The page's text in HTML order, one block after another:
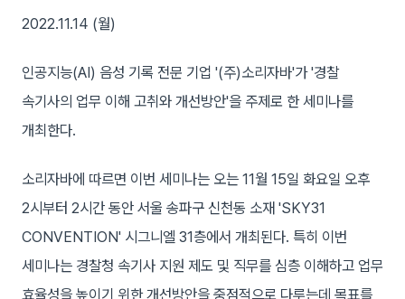
2022.11.14 (월)
인공지능(AI) 음성 기록 전문 기업 '(주)소리자바'가 '경찰
속기사의 업무 이해 고취와 개선방안'을 주제로 한 세미나를
개최한다.
소리자바에 따르면 이번 세미나는 오는 11월 15일 화요일 오후
2시부터 2시간 동안 서울 송파구 신천동 소재 'SKY31
CONVENTION' 시그니엘 31층에서 개최된다. 특히 이번
세미나는 경찰청 속기사 지원 제도 및 직무를 심층 이해하고 업무
효율성을 높이기 위한 개선방안을 중점적으로 다루는데 목표를